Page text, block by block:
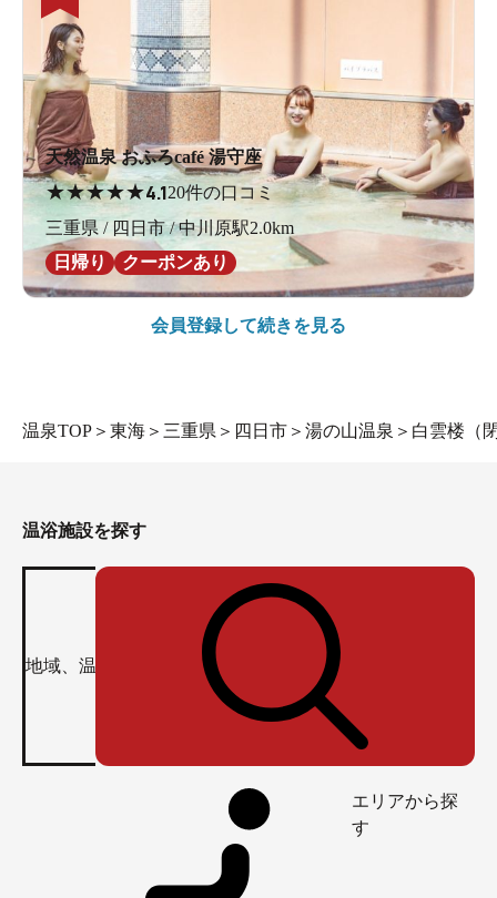
天然温泉 おふろcafé 湯守座
★★★★★4.120件の口コミ
三重県 / 四日市 / 中川原駅2.0km
日帰り
クーポンあり
会員登録して続きを見る
温泉TOP ＞ 東海 ＞ 三重県 ＞ 四日市 ＞ 湯の山温泉 ＞ 白雲楼（
温浴施設を探す
エリアから探
す